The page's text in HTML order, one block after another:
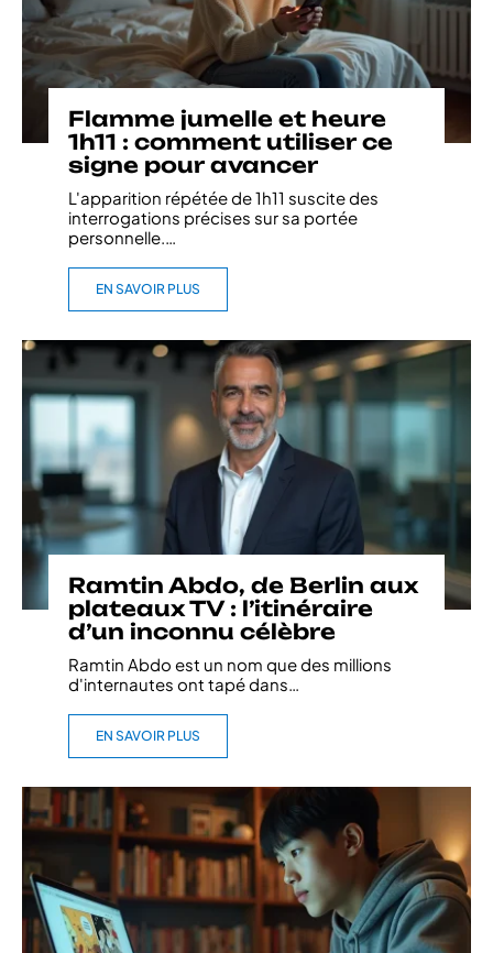
Flamme jumelle et heure
1h11 : comment utiliser ce
signe pour avancer
L'apparition répétée de 1h11 suscite des
interrogations précises sur sa portée
personnelle.…
EN SAVOIR PLUS
Ramtin Abdo, de Berlin aux
plateaux TV : l’itinéraire
d’un inconnu célèbre
Ramtin Abdo est un nom que des millions
d'internautes ont tapé dans
EN SAVOIR PLUS